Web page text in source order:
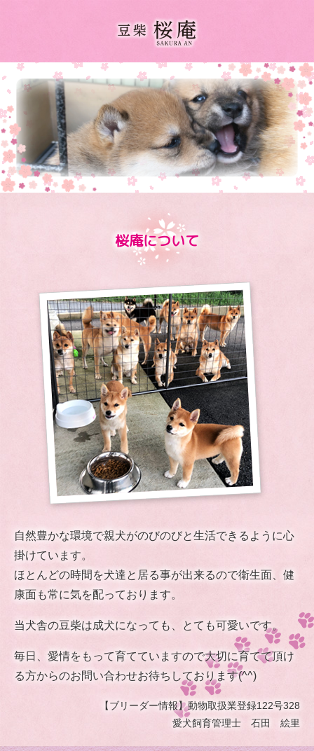
桜庵について
自然豊かな環境で親犬がのびのびと生活できるように心
掛けています。
ほとんどの時間を犬達と居る事が出来るので衛生面、健
康面も常に気を配っております。
当犬舎の豆柴は成犬になっても、とても可愛いです。
毎日、愛情をもって育てていますので大切に育てて頂け
る方からのお問い合わせお待ちしております(^^)
【ブリーダー情報】動物取扱業登録122号328
愛犬飼育管理士 石田 絵里